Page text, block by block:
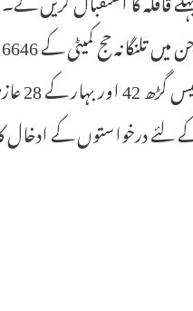
ہیں۔
حجاج کرام کے قافلوں کی واپسی کے ساتھ ہی حج 2027ء کے لئے